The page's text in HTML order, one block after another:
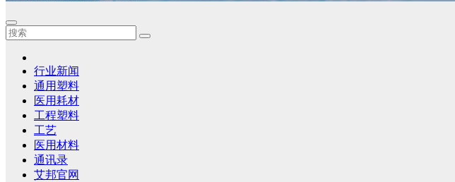
行业新闻
通用塑料
医用耗材
工程塑料
工艺
医用材料
通讯录
艾邦官网